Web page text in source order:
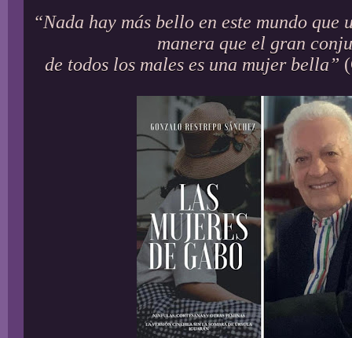
“Nada hay más bello en este mundo que
manera que el gran
de todos los males es una mujer bella”